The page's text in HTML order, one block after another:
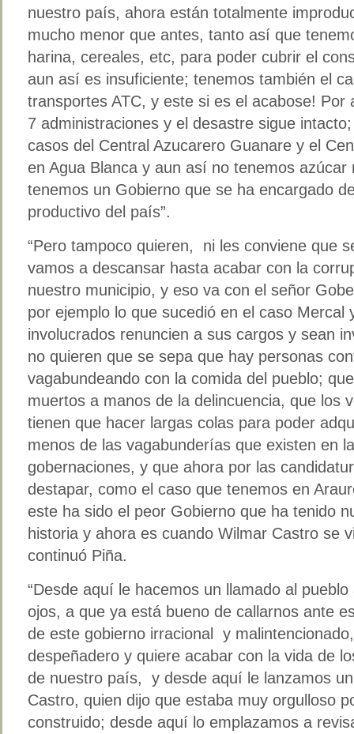
nuestro país, ahora están totalmente
mucho menor que antes, tanto así que
harina, cereales, etc, para poder cubrir el
aun así es insuficiente; tenemos también el
transportes ATC, y este si es el acabose!
7 administraciones y el desastre sigue
casos del Central Azucarero Guanare y el
en Agua Blanca y aun así no tenemos
tenemos un Gobierno que se ha encargado
productivo del país”.
“Pero tampoco quieren, ni les conviene que
vamos a descansar hasta acabar con la
nuestro municipio, y eso va con el señor
por ejemplo lo que sucedió en el caso Mercal
involucrados renuncien a sus cargos y sean
no quieren que se sepa que hay personas
vagabundeando con la comida del pueblo;
muertos a manos de la delincuencia, que los
tienen que hacer largas colas para poder
menos de las vagabunderías que existen en
gobernaciones, y que ahora por las
destapar, como el caso que tenemos en
este ha sido el peor Gobierno que ha tenido
historia y ahora es cuando Wilmar Castro se
continuó Piña.
“Desde aquí le hacemos un llamado al
ojos, a que ya está bueno de callarnos ante
de este gobierno irracional y
despeñadero y quiere acabar con la vida de
de nuestro país, y desde aquí le lanzamos
Castro, quien dijo que estaba muy orgulloso
construido; desde aquí lo emplazamos a